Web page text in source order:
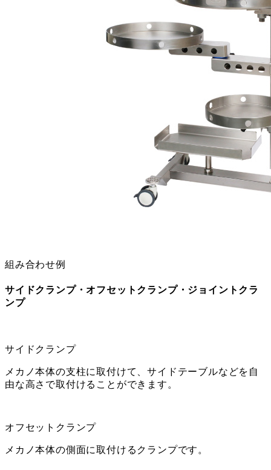
組み合わせ例
サイドクランプ・オフセットクランプ・ジョイントクラ
ンプ
サイドクランプ
メカノ本体の支柱に取付けて、サイドテーブルなどを自
由な高さで取付けることができます。
オフセットクランプ
メカノ本体の側面に取付けるクランプです。